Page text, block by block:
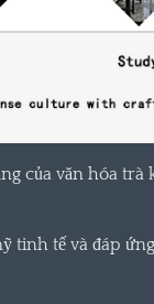
của văn hóa
tinh tế và đáp